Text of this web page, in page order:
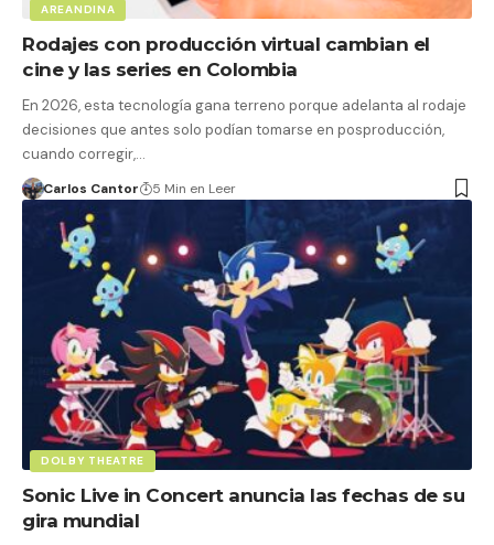
AREANDINA
Rodajes con producción virtual cambian el
cine y las series en Colombia
En 2026, esta tecnología gana terreno porque adelanta al rodaje
decisiones que antes solo podían tomarse en posproducción,
cuando corregir,…
Carlos Cantor 5 Min en Leer
DOLBY THEATRE
Sonic Live in Concert anuncia las fechas de su
gira mundial